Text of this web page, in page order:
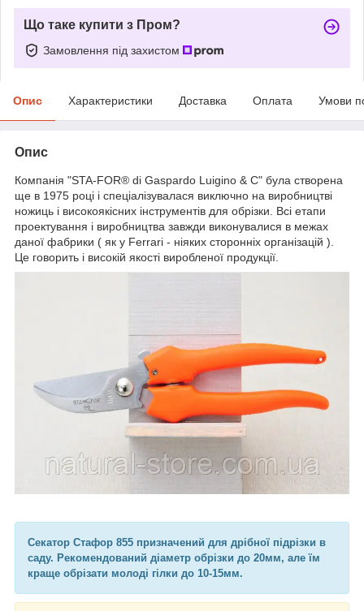
Що таке купити з Пром?
Замовлення під захистом
Опис Характеристики Доставка Оплата Умови
Опис
Компанія "STA‑FOR® di Gaspardo Luigino & C" була створена
ще в 1975 році і спеціалізувалася виключно на виробництві
ножиць і високоякісних інструментів для обрізки. Всі етапи
проектування і виробництва завжди виконувалися в межах
даної фабрики ( як у Ferrari - ніяких сторонніх організацій ).
Це говорить і високій якості виробленої продукції.
Секатор Стафор 855 призначений для дрібної підрізки в
саду. Рекомендований діаметр обрізки до 20мм, але їм
краще обрізати молоді гілки до 10-15мм.